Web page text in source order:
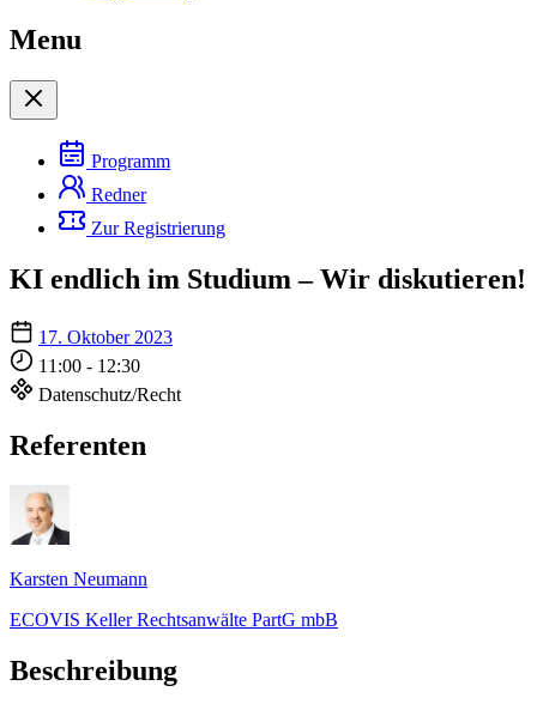
Menu
Programm
Redner
Zur Registrierung
KI endlich im Studium – Wir diskutieren!
17. Oktober 2023
11:00 - 12:30
Datenschutz/Recht
Referenten
Karsten Neumann
ECOVIS Keller Rechtsanwälte PartG mbB
Beschreibung